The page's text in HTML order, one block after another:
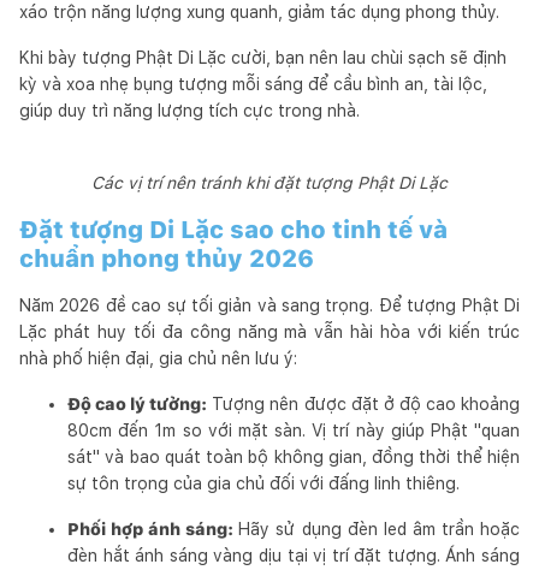
xáo trộn năng lượng xung quanh, giảm tác dụng phong thủy.
Khi bày tượng Phật Di Lặc cười, bạn nên lau chùi sạch sẽ định
kỳ và xoa nhẹ bụng tượng mỗi sáng để cầu bình an, tài lộc,
giúp duy trì năng lượng tích cực trong nhà.
Các vị trí nên tránh khi đặt tượng Phật Di Lặc
Đặt tượng Di Lặc sao cho tinh tế và
chuẩn phong thủy 2026
Năm 2026 đề cao sự tối giản và sang trọng. Để tượng Phật Di
Lặc phát huy tối đa công năng mà vẫn hài hòa với kiến trúc
nhà phố hiện đại, gia chủ nên lưu ý:
Độ cao lý tưởng: Tượng nên được đặt ở độ cao khoảng
80cm đến 1m so với mặt sàn. Vị trí này giúp Phật "quan
sát" và bao quát toàn bộ không gian, đồng thời thể hiện
sự tôn trọng của gia chủ đối với đấng linh thiêng.
Phối hợp ánh sáng: Hãy sử dụng đèn led âm trần hoặc
đèn hắt ánh sáng vàng dịu tại vị trí đặt tượng. Ánh sáng